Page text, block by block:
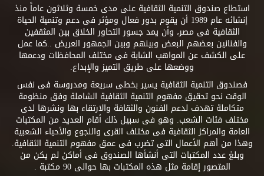
استطاع صندوق التنمية الثقافية على مدى خمسة وثلاثون عاماً منذ
إنشائه عام 1989 أن يقوم بدور فعال ومؤثر فى دعم وتنمية الحياة
الثقافية فى مصر، وأن يمد جسور التحاور الخلاق بين المثقفين
والفنانين بعضهم البعض وبينهم وبين الجمهور العريض ..كما عمل
على الكشف عن المواهب الشابة فى مختلف المحافظات ودعمها
ووضعها على طريق التميز والإبداع.
فصندوق التنمية الثقافية يسير بخطى سريعة ومدروسة فى نفس
الوقت نحو تحقيق مفهوم التنمية الثقافية الشاملة وفق منظومة
متكاملة تهدف لدعم الفنون والثقافة والارتقاء بها ونشرها لدى
مختلف فئات الشعب. وهو فى سبيل ذلك أقام العديد من المكتبات
العامة والمراكز الثقافية فى مختلف القرى والنجوع والأحياء الشعبية
وهذا من أهم الأعمال التى تضرب فى عمق مفهوم التنمية الثقافية.
وبلغ عدد المكتبات التى أنشأها الصندوق فى أماكن لم يكن من
المتصور إقامة مثل هذه المكتبات بها حوالى 90 مكتبة .